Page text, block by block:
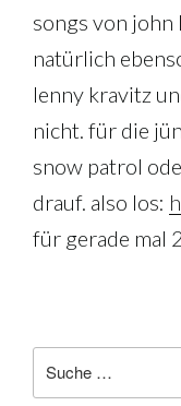
songs von john
natürlich
lenny kravitz
nicht. für die
snow patrol
drauf. also los:
für gerade mal
nach: